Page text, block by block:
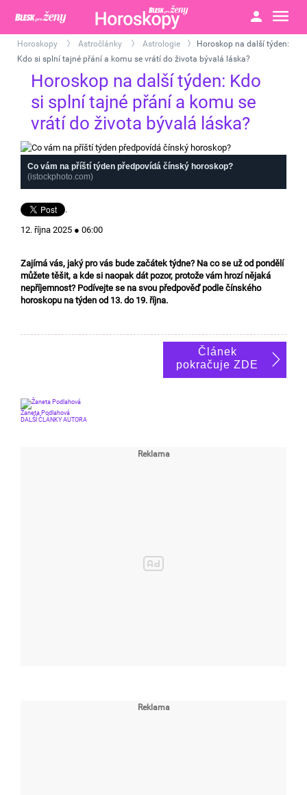
Horoskopy Astročlánky Astrologie
>
Horoskop na další týden:
Kdo si splní tajné přání a komu se vrátí do života bývalá láska?
Horoskop na další týden: Kdo
si splní tajné přání a komu se
vrátí do života bývalá láska?
Co vám na příští týden předpovídá čínský horoskop?
(istockphoto.com)
.
12. října 2025 ● 06:00
Zajímá vás, jaký pro vás bude začátek týdne? Na co se už od pondělí
můžete těšit, a kde si naopak dát pozor, protože vám hrozí nějaká
nepříjemnost? Podívejte se na svou předpověď podle čínského
horoskopu na týden od 13. do 19. října.
Článek
pokračuje ZDE
Žaneta Podlahová
DALŠÍ ČLÁNKY AUTORA